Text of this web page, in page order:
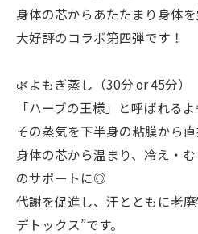
身体の芯からあたたまり身体
大好評のコラボ第四弾です！
🌿よもぎ蒸し（30分 or 45分）
「ハーブの王様」と呼ばれるよ
その蒸気を下半身の粘膜から直
身体の芯から温まり、冷え・
のサポートに◎
代謝を促進し、汗とともに老
デトックス”です。